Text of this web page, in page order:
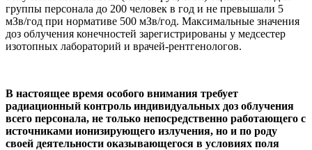
группы персонала до 200 человек в год и не превышали 5
мЗв/год при нормативе 500 мЗв/год. Максимальные значения
доз облучения конечностей зарегистрированы у медсестер
изотопных лабораторий и врачей-рентгенологов.
В настоящее время особого внимания требует
радиационный контроль индивидуальных доз облучения
всего персонала, не только непосредственно работающего с
источниками ионизирующего излучения, но и по роду
своей деятельности оказывающегося в условиях поля